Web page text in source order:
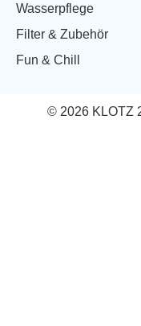
Wasserpflege
Filter & Zubehör
Fun & Chill
© 2026 KLOTZ